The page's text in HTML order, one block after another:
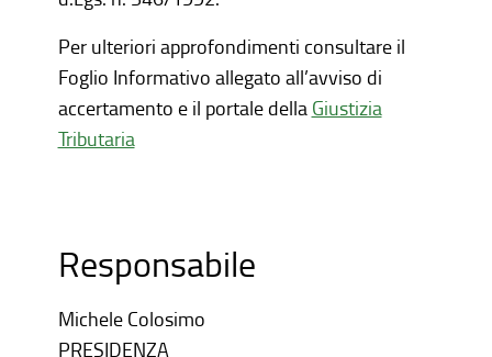
Per ulteriori approfondimenti consultare il
Foglio Informativo allegato all’avviso di
accertamento e il portale della Giustizia
Tributaria
Responsabile
Michele Colosimo
PRESIDENZA